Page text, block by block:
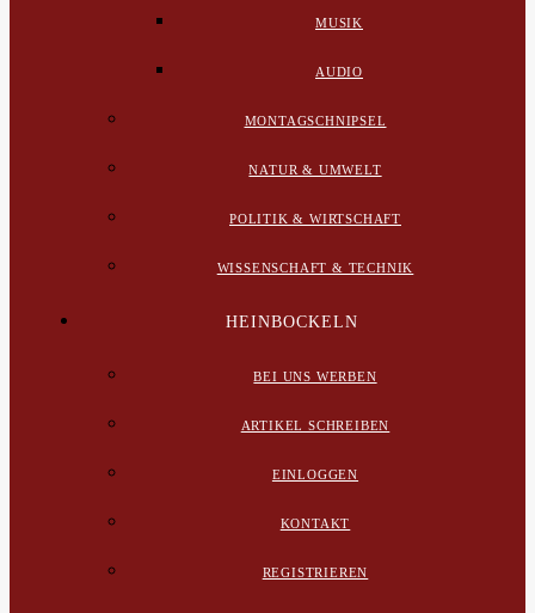
MUSIK
AUDIO
MONTAGSCHNIPSEL
NATUR & UMWELT
POLITIK & WIRTSCHAFT
WISSENSCHAFT & TECHNIK
HEINBOCKELN
BEI UNS WERBEN
ARTIKEL SCHREIBEN
EINLOGGEN
KONTAKT
REGISTRIEREN